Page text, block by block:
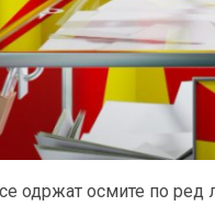
одржат осмите по ред